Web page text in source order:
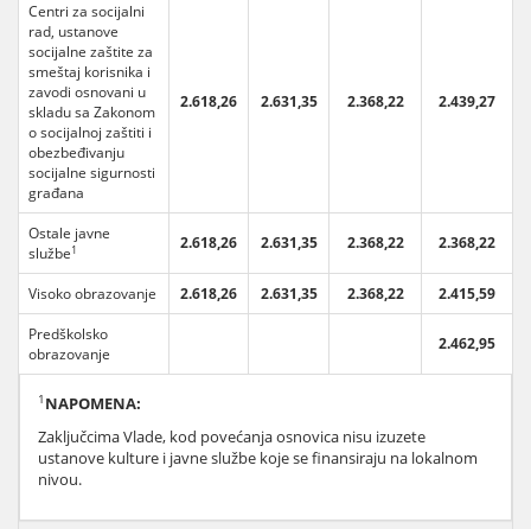
Centri za socijalni
rad, ustanove
socijalne zaštite za
smeštaj korisnika i
zavodi osnovani u
skladu sa Zakonom
o socijalnoj zaštiti i
obezbeđivanju
socijalne sigurnosti
građana
2.618,26 2.631,35 2.368,22 2.439,27
Ostale javne
službe1 2.618,26 2.631,35 2.368,22 2.368,22
Visoko obrazovanje 2.618,26 2.631,35 2.368,22
2.415,59
Predškolsko
obrazovanje
2.462,95
1 NAPOMENA:
Zaključcima Vlade, kod povećanja osnovica nisu izuzete
ustanove kulture i javne službe koje se finansiraju na lokalnom
nivou.